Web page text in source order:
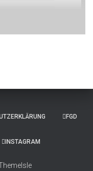
FGD
INSTAGRAM